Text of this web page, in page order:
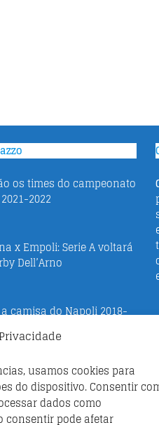
usamos cookies para
do dispositivo. Consentir
dados como
consentir pode afetar
os times do campeonato
2022
x Empoli: Serie A voltará
Dell’Arno
camisa do Napoli 2018-
Itália 2006: jogadores,
história